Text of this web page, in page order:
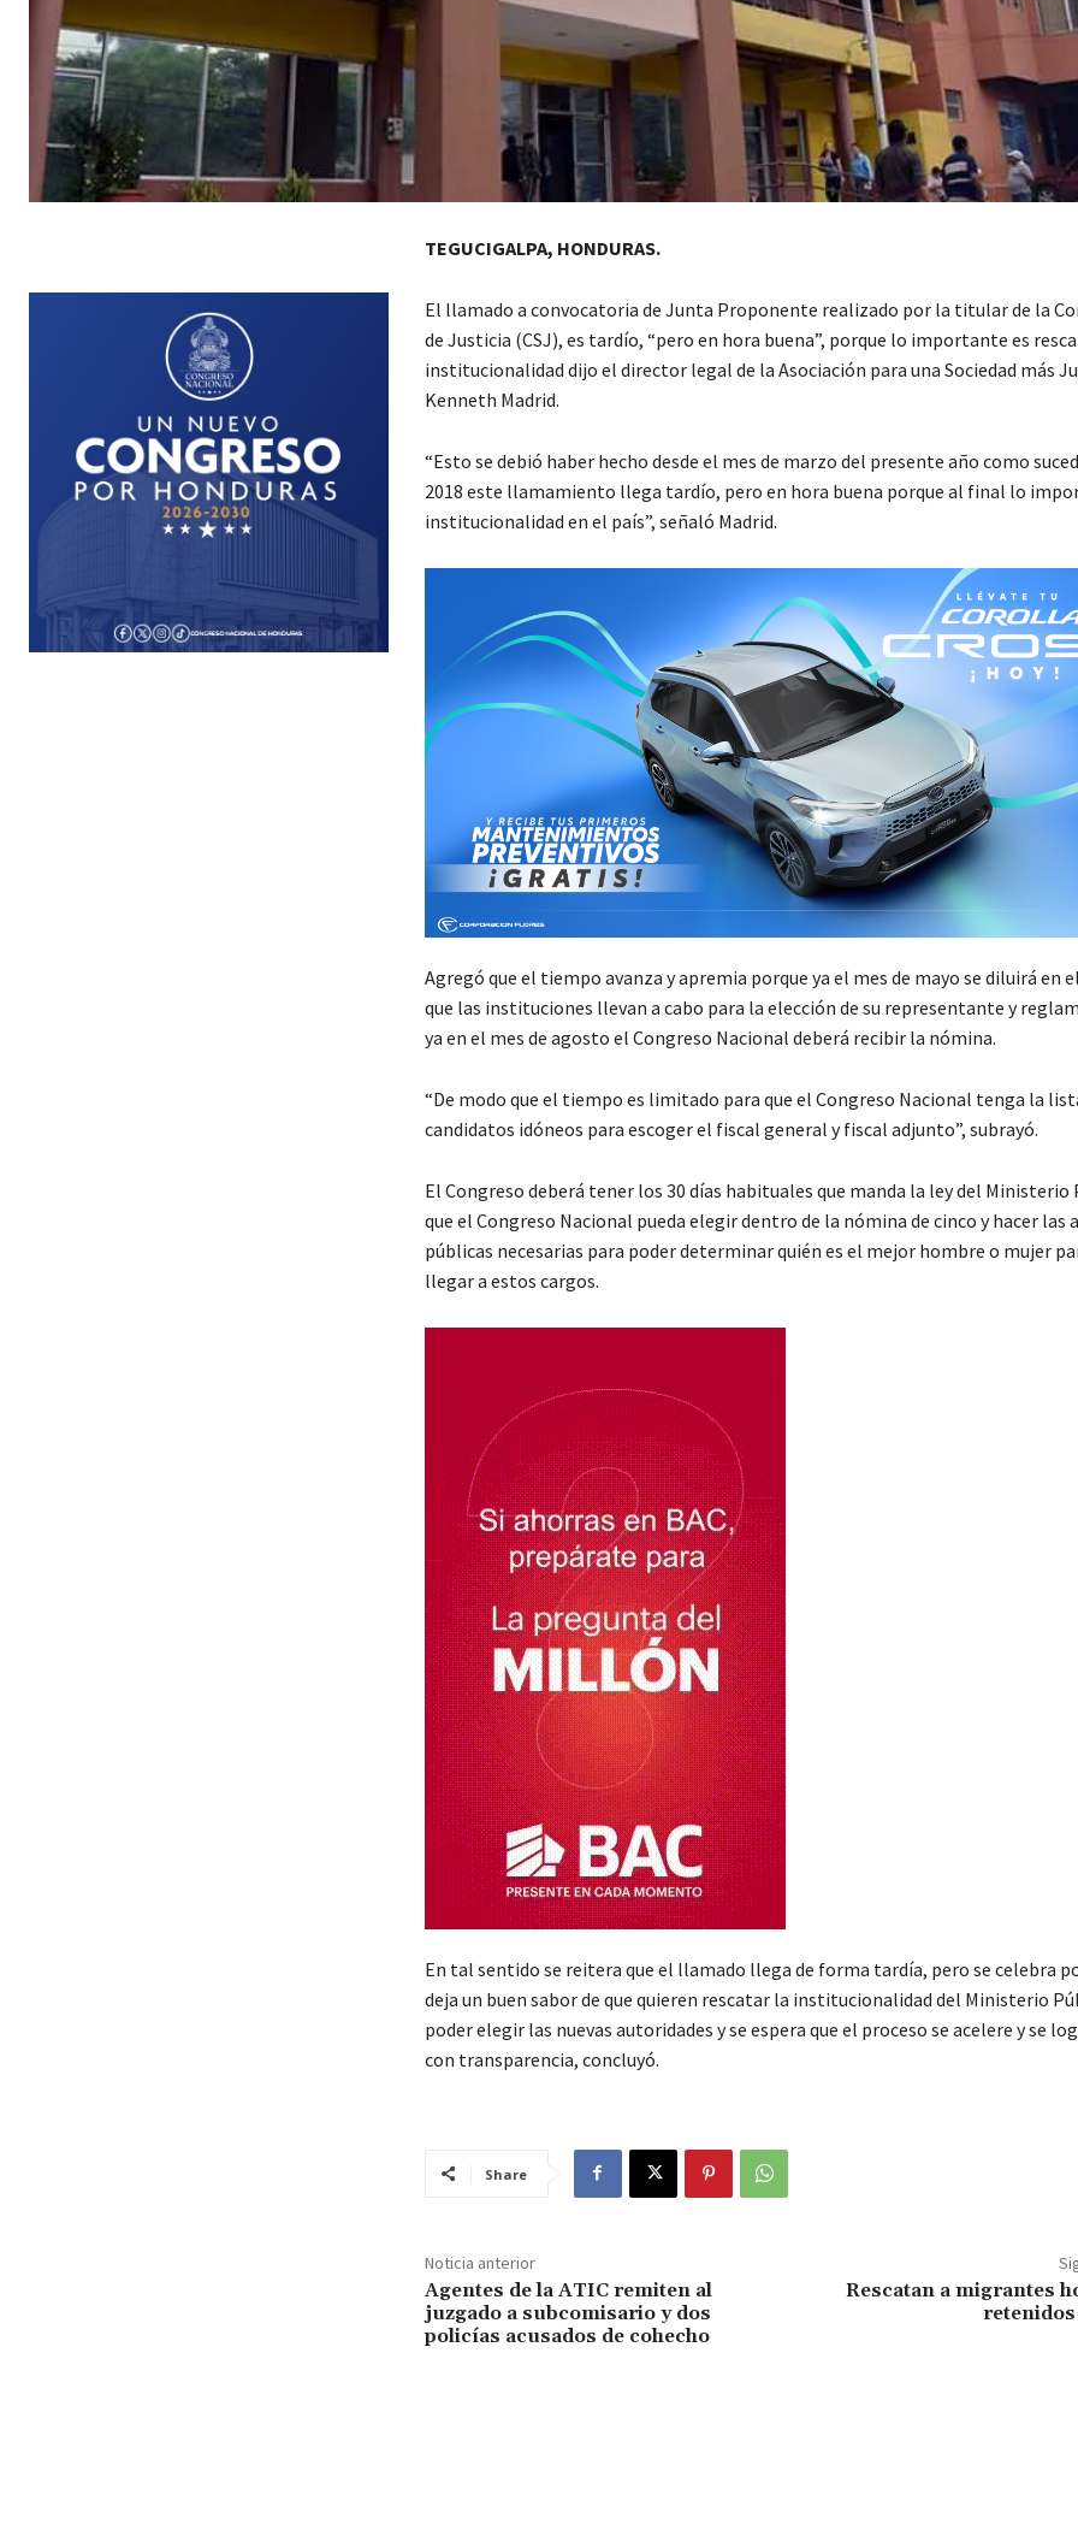
TEGUCIGALPA, HONDURAS.
El llamado a convocatoria de Junta Proponente realizado por la titular de la
de Justicia (CSJ), es tardío, “pero en hora buena”, porque lo importante es
institucionalidad dijo el director legal de la Asociación para una Sociedad más
Kenneth Madrid.
“Esto se debió haber hecho desde el mes de marzo del presente año como
2018 este llamamiento llega tardío, pero en hora buena porque al final lo
institucionalidad en el país”, señaló Madrid.
Agregó que el tiempo avanza y apremia porque ya el mes de mayo se diluirá en
que las instituciones llevan a cabo para la elección de su representante y
ya en el mes de agosto el Congreso Nacional deberá recibir la nómina.
“De modo que el tiempo es limitado para que el Congreso Nacional tenga la
candidatos idóneos para escoger el fiscal general y fiscal adjunto”, subrayó.
El Congreso deberá tener los 30 días habituales que manda la ley del Ministerio
que el Congreso Nacional pueda elegir dentro de la nómina de cinco y hacer las
públicas necesarias para poder determinar quién es el mejor hombre o mujer
llegar a estos cargos.
En tal sentido se reitera que el llamado llega de forma tardía, pero se celebra
deja un buen sabor de que quieren rescatar la institucionalidad del Ministerio
poder elegir las nuevas autoridades y se espera que el proceso se acelere y se
con transparencia, concluyó.
Share
Noticia anterior
Agentes de la ATIC remiten al
juzgado a subcomisario y dos
policías acusados de cohecho
Rescatan a migrantes